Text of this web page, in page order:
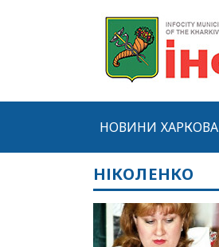
НОВИНИ ХАРКОВА
НІКОЛЕНКО